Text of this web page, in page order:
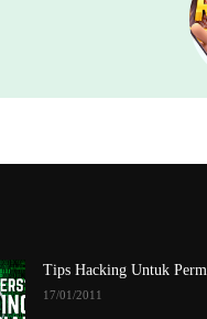
Tips Hacking Untuk
17/01/2011